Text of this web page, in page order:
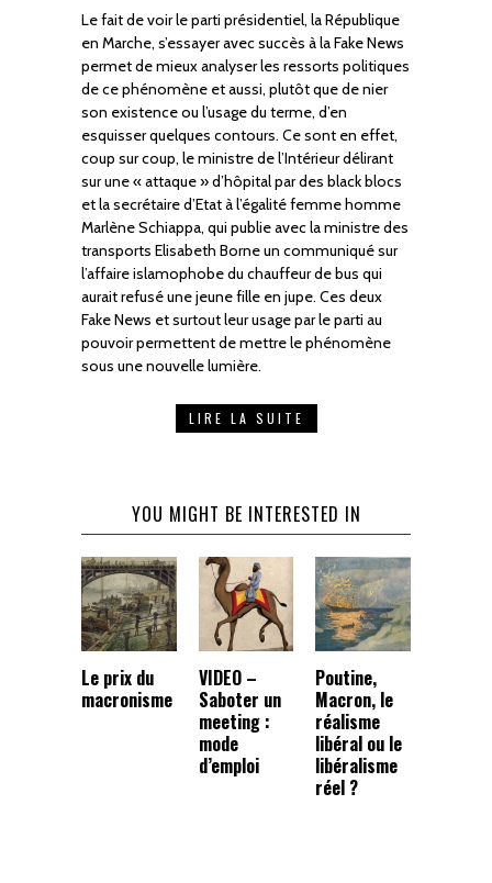
Le fait de voir le parti présidentiel, la République
en Marche, s’essayer avec succès à la Fake News
permet de mieux analyser les ressorts politiques
de ce phénomène et aussi, plutôt que de nier
son existence ou l’usage du terme, d’en
esquisser quelques contours. Ce sont en effet,
coup sur coup, le ministre de l’Intérieur délirant
sur une « attaque » d’hôpital par des black blocs
et la secrétaire d’Etat à l’égalité femme homme
Marlène Schiappa, qui publie avec la ministre des
transports Elisabeth Borne un communiqué sur
l’affaire islamophobe du chauffeur de bus qui
aurait refusé une jeune fille en jupe. Ces deux
Fake News et surtout leur usage par le parti au
pouvoir permettent de mettre le phénomène
sous une nouvelle lumière.
LIRE LA SUITE
YOU MIGHT BE INTERESTED IN
Le prix du
macronisme
VIDEO –
Saboter un
meeting :
mode
d’emploi
Poutine,
Macron, le
réalisme
libéral ou le
libéralisme
réel ?